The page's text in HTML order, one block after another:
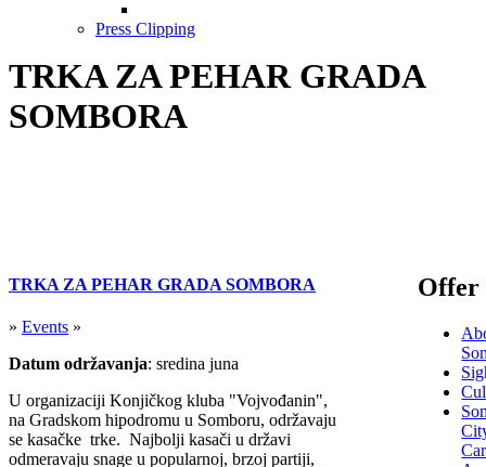
Press Clipping
TRKA ZA PEHAR GRADA
SOMBORA
TRKA ZA PEHAR GRADA SOMBORA
» Events »
Datum održavanja: sredina juna
U organizaciji Konjičkog kluba "Vojvođanin",
na Gradskom hipodromu u Somboru, održavaju
se kasačke trke. Najbolji kasači u državi
odmeravaju snage u popularnoj, brzoj partiji,
Offer